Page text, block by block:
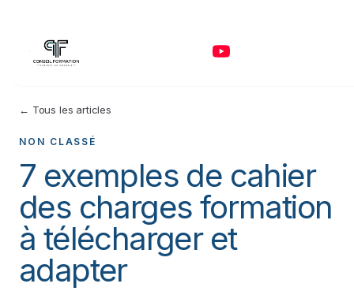
← Tous les articles
NON CLASSÉ
7 exemples de cahier
des charges formation
à télécharger et
adapter